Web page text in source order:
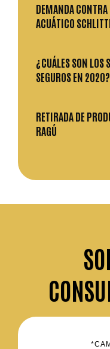
DEMANDA CONTRA
ACUÁTICO
¿CUÁLES SON LOS
SEGUROS EN 2020?
RETIRADA DE
RAGÚ